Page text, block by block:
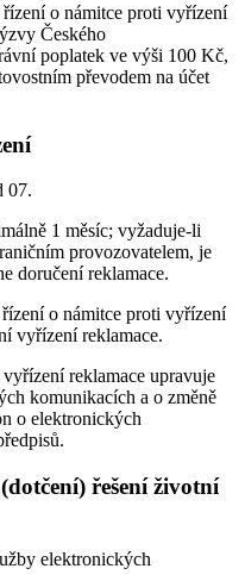
o námitce proti vyřízení
Českého
poplatek ve výši 100 Kč,
převodem na účet
07.
1 měsíc; vyžaduje-li
provozovatelem, je
doručení reklamace.
o námitce proti vyřízení
vyřízení reklamace.
reklamace upravuje
komunikacích a o změně
o elektronických
řešení životní
elektronických